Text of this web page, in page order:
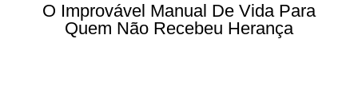
O Improvável Manual De Vida Para
Quem Não Recebeu Herança